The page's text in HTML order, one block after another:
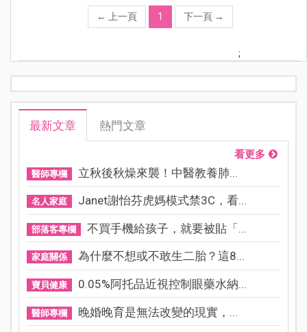
← 上一頁 1 下一頁 →
;
最新文章 熱門文章
看更多
醫師專欄 立秋後秋燥來襲！中醫教養肺...
名人家庭 Janet謝怡芬虎媽模式禁3C，看...
部落客專欄 不買手機給孩子，就要被貼「...
家庭關係 為什麼不想或不敢生二胎？這8...
寶貝健康 0.05%阿托品近視控制眼藥水納...
醫師專欄 晚婚晚育是無法改變的現實，...